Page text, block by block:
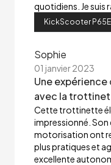
quotidiens. Je suis
KickScooter P65E
Sophie
01 janvier 2023
Une
avec la
Cette trottinette
impressionné. Son
motorisation ont
plus pratiques et
excellente